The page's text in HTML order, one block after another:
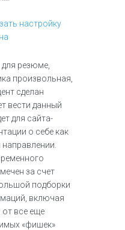
настройку
резюме,
произвольная,
сделан
вести данный
для сайта-
о себе как
за счет
подборки
включая
от все еще
«фишек»